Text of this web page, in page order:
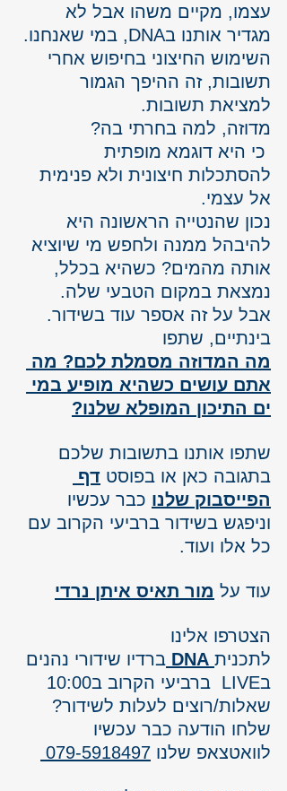
עצמו, מקיים משהו אבל לא
מגדיר אותנו בDNA, במי שאנחנו.
השימוש החיצוני בחיפוש אחרי
תשובות, זה ההיפך הגמור
למציאת תשובות.
מדוזה, למה בחרתי בה?
כי היא דוגמא מופתית
להסתכלות חיצונית ולא פנימית
אל עצמי.
נכון שהנטייה הראשונה היא
להיבהל ממנה ולחפש מי שיוציא
אותה מהמים? כשהיא בכלל,
נמצאת במקום הטבעי שלה.
אבל על זה אספר עוד בשידור.
בינתיים, שתפו
מה המדוזה מסמלת לכם? מה
אתם עושים כשהיא מופיע במי
ים התיכון המופלא שלנו?
שתפו אותנו בתשובות שלכם
בתגובה כאן או בפוסט דף
הפייסבוק שלנו כבר עכשיו
וניפגש בשידור ברביעי הקרוב עם
כל אלו ועוד.
עוד על מור תאיס איתן נרדי
הצטרפו אלינו
לתכנית DNA ברדיו שידורי נהנים
בLIVE  ברביעי הקרוב ב10:00
שאלות/רוצים לעלות לשידור?
שלחו הודעה כבר עכשיו
לוואטצאפ שלנו 079-5918497